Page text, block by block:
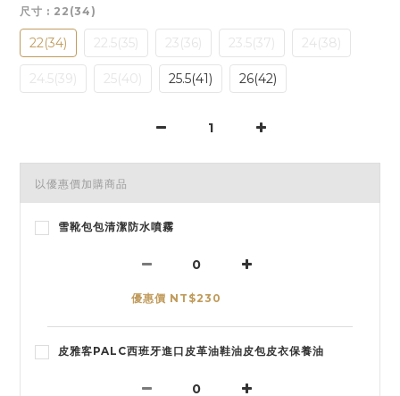
尺寸 : 22(34)
22(34) 22.5(35) 23(36) 23.5(37) 24(38)
24.5(39) 25(40) 25.5(41) 26(42)
以優惠價加購商品
雪靴包包清潔防水噴霧
優惠價 NT$230
皮雅客PALC西班牙進口皮革油鞋油皮包皮衣保養油